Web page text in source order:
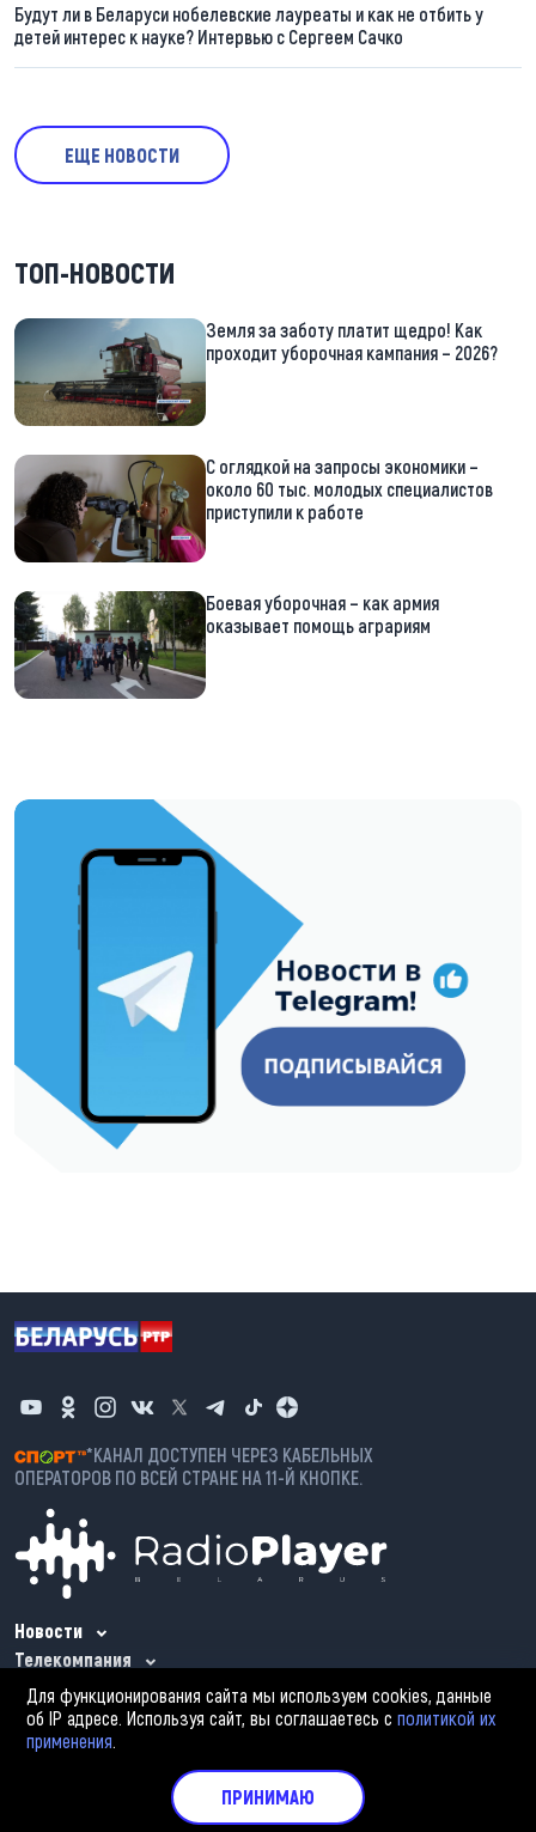
Будут ли в Беларуси нобелевские лауреаты и как не отбить у
детей интерес к науке? Интервью с Сергеем Сачко
ЕЩЕ НОВОСТИ
ТОП-НОВОСТИ
Земля за заботу платит щедро! Как
проходит уборочная кампания – 2026?
С оглядкой на запросы экономики –
около 60 тыс. молодых специалистов
приступили к работе
Боевая уборочная – как армия
оказывает помощь аграриям
https://t.me/minskctvby
*КАНАЛ ДОСТУПЕН ЧЕРЕЗ КАБЕЛЬНЫХ
ОПЕРАТОРОВ ПО ВСЕЙ СТРАНЕ НА 11-Й КНОПКЕ.
Новости
Телекомпания
Проекты
Республика Беларусь, 220029, г. Минск,
ул. Коммунистическая, 6
+375 (17) 379 64 13 (Запись на личный приём)
+375 (17) 361 63 73
Для функционирования сайта мы используем cookies, данные
об IP адресе. Используя сайт, вы соглашаетесь сполитикой их
применения.
ПРИНИМАЮ